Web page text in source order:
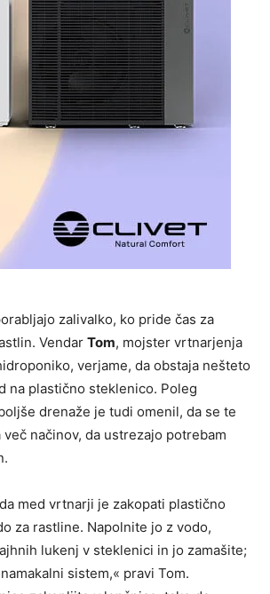
zalivalko, ko pride čas za
Vendar Tom, mojster vrtnarjenja
verjame, da obstaja nešteto
na plastično steklenico. Poleg
boljše drenaže je tudi omenil, da se te
načinov, da ustrezajo potrebam
med vrtnarji je zakopati plastično
za rastline. Napolnite jo z vodo,
lukenj v steklenici in jo zamašite;
sistem,« pravi Tom.